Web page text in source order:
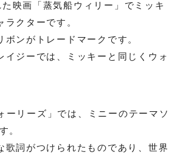
映画「蒸気船ウィリー」でミッキ
クターです。
ンがトレードマークです。
ジーでは、ミッキーと同じくウォ
リーズ」では、ミニーのテーマソ
。
歌詞がつけられたものであり、世界